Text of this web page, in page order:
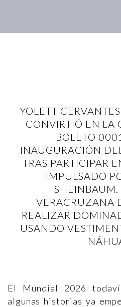
YOLETT
CONVIRTIÓ EN LA
BOLETO
INAUGURACIÓN
TRAS PARTICIPAR
IMPULSADO
SHEINBAUM.
VERACRUZANA
REALIZAR
USANDO
El Mundial 2026
algunas historias ya